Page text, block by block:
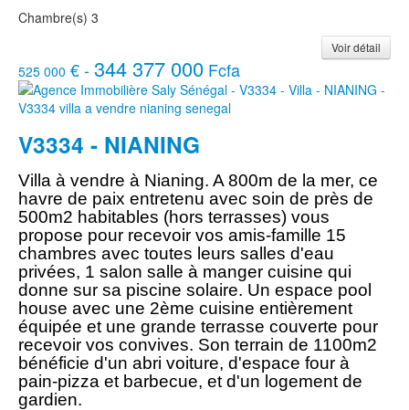
Chambre(s) 3
Voir détail
525 000 € -344 377 000 Fcfa
V3334 - NIANING
Villa à vendre à Nianing. A 800m de la mer, ce
havre de paix entretenu avec soin de près de
500m2 habitables (hors terrasses) vous
propose pour recevoir vos amis-famille 15
chambres avec toutes leurs salles d'eau
privées, 1 salon salle à manger cuisine qui
donne sur sa piscine solaire. Un espace pool
house avec une 2ème cuisine entièrement
équipée et une grande terrasse couverte pour
recevoir vos convives. Son terrain de 1100m2
bénéficie d'un abri voiture, d'espace four à
pain-pizza et barbecue, et d'un logement de
gardien.